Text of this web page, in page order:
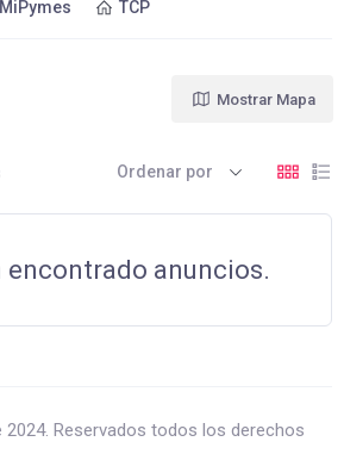
MiPymes TCP
Mostrar Mapa
Ordenar por
encontrado anuncios.
Reservados todos los derechos